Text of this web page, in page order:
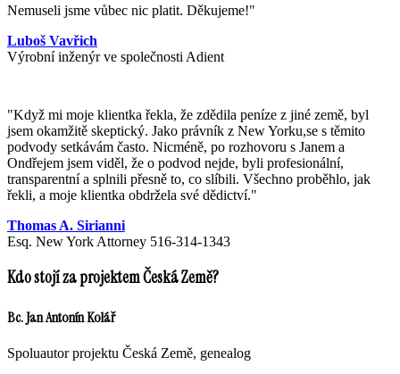
Nemuseli jsme vůbec nic platit. Děkujeme!"
Luboš Vavřich
Výrobní inženýr ve společnosti Adient
"Když mi moje klientka řekla, že zdědila peníze z jiné země, byl
jsem okamžitě skeptický. Jako právník z New Yorku,se s těmito
podvody setkávám často. Nicméně, po rozhovoru s Janem a
Ondřejem jsem viděl, že o podvod nejde, byli profesionální,
transparentní a splnili přesně to, co slíbili. Všechno proběhlo, jak
řekli, a moje klientka obdržela své dědictví."
Thomas A. Sirianni
Esq. New York Attorney 516-314-1343
Kdo stojí za projektem Česká Země?
Bc. Jan Antonín Kolář
Spoluautor projektu Česká Země, genealog